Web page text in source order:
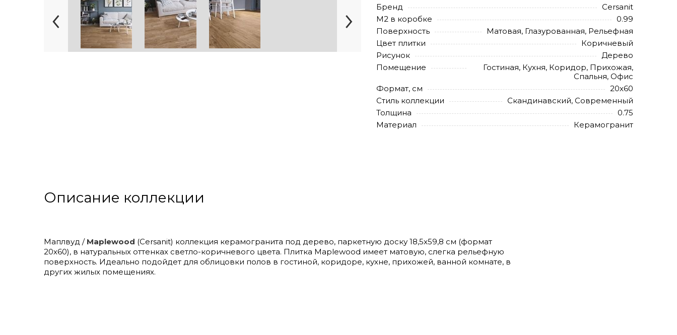
Бренд
Cersanit
М2 в коробке
0.99
Поверхность
Матовая, Глазурованная, Рельефная
Цвет плитки
Коричневый
Рисунок
Дерево
Помещение
Гостиная, Кухня, Коридор, Прихожая,
Спальня, Офис
Формат, см
20х60
Стиль коллекции
Скандинавский, Современный
Толщина
0.75
Материал
Керамогранит
Описание коллекции
Маплвуд / Maplewood (Cersanit) коллекция керамогранита под дерево, паркетную доску 18,5x59,8 см (формат
20х60), в натуральных оттенках светло-коричневого цвета. Плитка Maplewood имеет матовую, слегка рельефную
поверхность. Идеально подойдет для облицовки полов в гостиной, коридоре, кухне, прихожей, ванной комнате, в
других жилых помещениях.